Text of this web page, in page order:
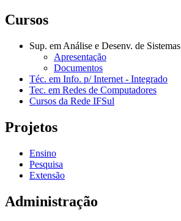
Cursos
Sup. em Análise e Desenv. de Sistemas
Apresentação
Documentos
Téc. em Info. p/ Internet - Integrado
Tec. em Redes de Computadores
Cursos da Rede IFSul
Projetos
Ensino
Pesquisa
Extensão
Administração